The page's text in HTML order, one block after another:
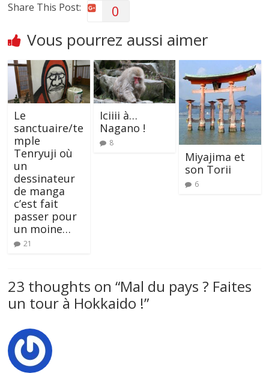
Share This Post: 0
Vous pourrez aussi aimer
Le
sanctuaire/te
mple
Tenryuji où
un
dessinateur
de manga
c’est fait
passer pour
un moine…
21
Iciiii à…
Nagano !
8
Miyajima et
son Torii
6
23 thoughts on “Mal du pays ? Faites
un tour à Hokkaido !”